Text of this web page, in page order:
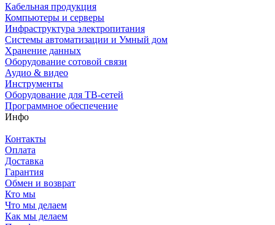
Кабельная продукция
Компьютеры и серверы
Инфраструктура электропитания
Системы автоматизации и Умный дом
Хранение данных
Оборудование сотовой связи
Аудио & видео
Инструменты
Оборудование для ТВ-сетей
Программное обеспечение
Инфо
Контакты
Оплата
Доставка
Гарантия
Обмен и возврат
Кто мы
Что мы делаем
Как мы делаем